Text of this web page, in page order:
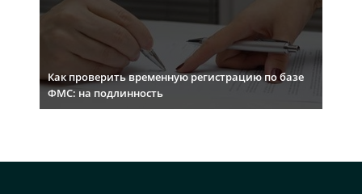
Как проверить временную регистрацию по базе
ФМС: на подлинность